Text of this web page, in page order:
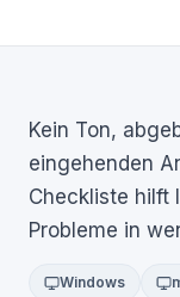
Kein Ton,
eingehenden
Checkliste hilft
Probleme in
Windows